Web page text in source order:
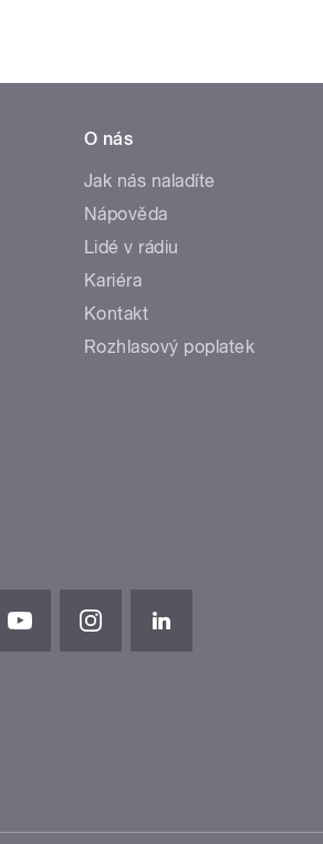
O nás
Jak nás naladíte
Nápověda
Lidé v rádiu
Kariéra
Kontakt
Rozhlasový poplatek